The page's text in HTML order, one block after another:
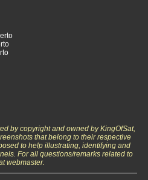
by copyright and owned by KingOfSat,
that belong to their respective
to help illustrating, identifying and
For all questions/remarks related to
webmaster.